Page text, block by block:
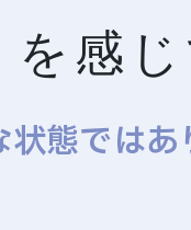
感
態ではあ